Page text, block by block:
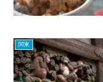
関東